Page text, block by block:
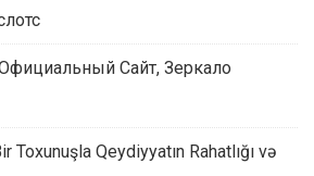
Сайт, Зеркало
Toxunuşla Qeydiyyatın Rahatlığı və